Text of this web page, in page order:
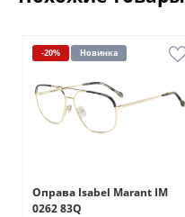
-20% Новинка
Оправа Isabel Marant IM
0262 83Q